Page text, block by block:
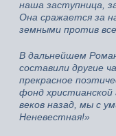
наша заступница,
Она сражается за
земными против
В дальнейшем
составили другие
прекрасное
фонд
веков назад, мы с
Неневестная!»